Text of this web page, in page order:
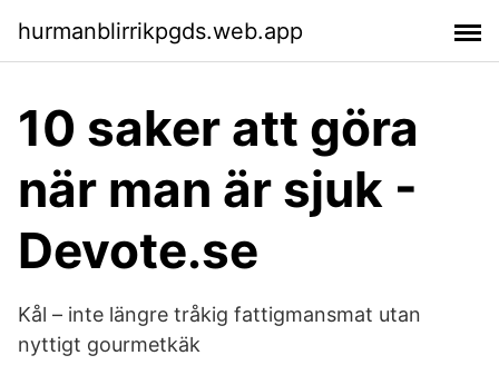
hurmanblirrikpgds.web.app
10 saker att göra
när man är sjuk -
Devote.se
Kål – inte längre tråkig fattigmansmat utan
nyttigt gourmetkäk